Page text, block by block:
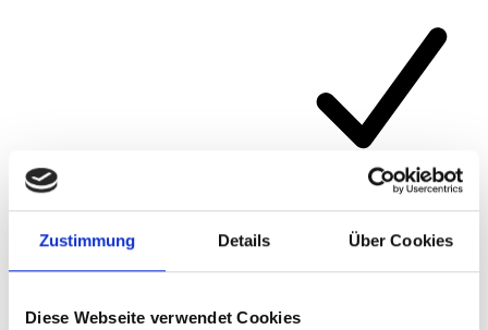
Zustimmung Details Über Cookies
Diese Webseite verwendet Cookies